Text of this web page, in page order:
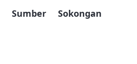
Sumber Sokongan